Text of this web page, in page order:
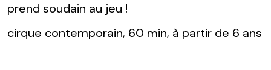
prend soudain au jeu !
cirque contemporain, 60 min, à partir de 6 ans